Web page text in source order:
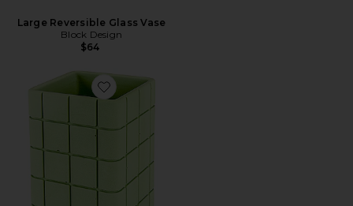
Large Reversible Glass Vase
Block Design
$64
Favorite ORGANIZADOR DE MESA EM AZULEJO